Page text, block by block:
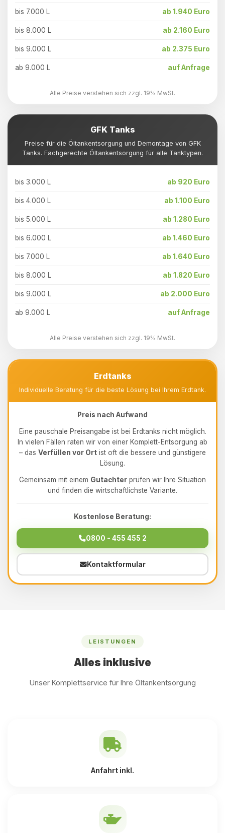
bis 7.000 L ab 1.940 Euro
bis 8.000 L ab 2.160 Euro
bis 9.000 L ab 2.375 Euro
ab 9.000 L auf Anfrage
Alle Preise verstehen sich zzgl. 19% MwSt.
GFK Tanks
Preise für die Öltankentsorgung und Demontage von GFK
Tanks. Fachgerechte Öltankentsorgung für alle Tanktypen.
bis 3.000 L ab 920 Euro
bis 4.000 L ab 1.100 Euro
bis 5.000 L ab 1.280 Euro
bis 6.000 L ab 1.460 Euro
bis 7.000 L ab 1.640 Euro
bis 8.000 L ab 1.820 Euro
bis 9.000 L ab 2.000 Euro
ab 9.000 L auf Anfrage
Alle Preise verstehen sich zzgl. 19% MwSt.
Erdtanks
Individuelle Beratung für die beste Lösung bei Ihrem Erdtank.
Preis nach Aufwand
Eine pauschale Preisangabe ist bei Erdtanks nicht möglich.
In vielen Fällen raten wir von einer Komplett-Entsorgung ab
– das Verfüllen vor Ort ist oft die bessere und günstigere
Lösung.
Gemeinsam mit einem Gutachter prüfen wir Ihre Situation
und finden die wirtschaftlichste Variante.
Kostenlose Beratung:
0800 - 455 455 2
Kontaktformular
LEISTUNGEN
Alles inklusive
Unser Komplettservice für Ihre Öltankentsorgung
Anfahrt inkl.